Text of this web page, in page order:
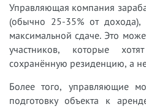
Управляющая компания
(обычно 25-35% от дохода),
максимальной сдаче. Это
участников, которые
сохранённую резиденцию, а
Более того, управляющие
подготовку объекта к